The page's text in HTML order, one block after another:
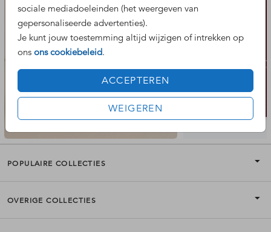
sociale mediadoeleinden (het weergeven van
gepersonaliseerde advertenties).
Je kunt jouw toestemming altijd wijzigen of intrekken op
ons ons cookiebeleid.
ACCEPTEREN
WEIGEREN
POPULAIRE COLLECTIES
OVERIGE COLLECTIES